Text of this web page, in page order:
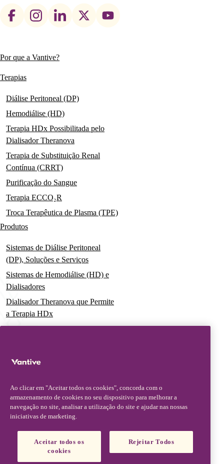
Footer
Main
navigation
Por que a Vantive?
Terapias
Diálise Peritoneal (DP)
Hemodiálise (HD)
Terapia HDx Possibilitada pelo
Dialisador Theranova
Terapia de Substituição Renal
Contínua (CRRT)
Purificação do Sangue
Terapia ECCO₂R
Troca Terapêutica de Plasma (TPE)
Produtos
Sistemas de Diálise Peritoneal
(DP), Soluções e Serviços
Sistemas de Hemodiálise (HD) e
Dialisadores
Dialisador Theranova que Permite
a Terapia HDx
Sistemas de Terapia Aguda
Contínua (CRRT)
Soluções Digitais
Serviços Avançados e Educação
Ao clicar em "Aceitar todos os cookies", concorda com o
armazenamento de cookies no seu dispositivo para melhorar a
navegação no site, analisar a utilização do site e ajudar nas nossas
iniciativas de marketing.
Aceitar todos os
cookies
Rejeitar Todos